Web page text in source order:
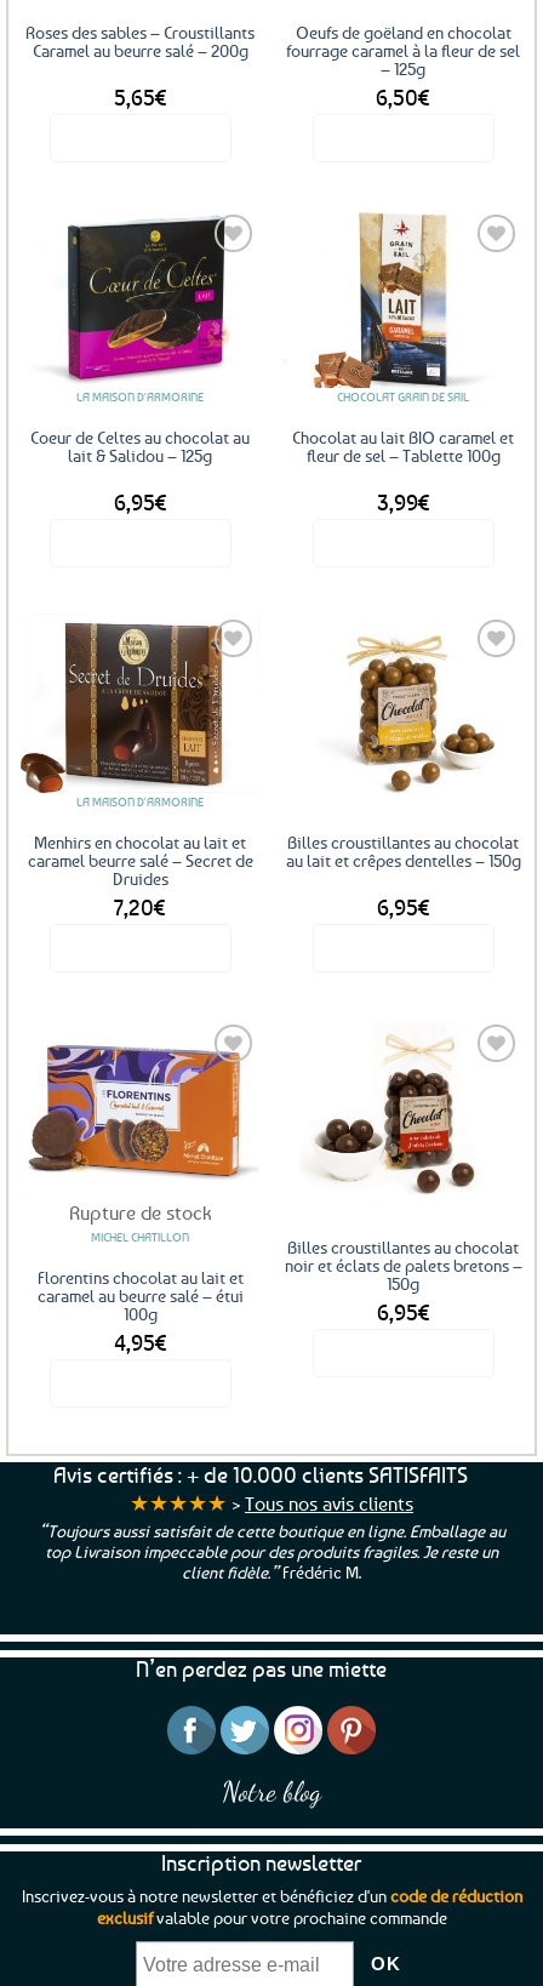
Roses des sables – Croustillants
Caramel au beurre salé – 200g
5,65€
Oeufs de goëland en chocolat
fourrage caramel à la fleur de sel
– 125g
6,50€
Ajouter
aux
favoris
LA MAISON D'ARMORINE
Coeur de Celtes au chocolat au
lait & Salidou – 125g
6,95€
CHOCOLAT GRAIN DE SAIL
Chocolat au lait BIO caramel et
fleur de sel – Tablette 100g
3,99€
Ajouter
aux
favoris
LA MAISON D'ARMORINE
Menhirs en chocolat au lait et
caramel beurre salé – Secret de
Druides
7,20€
aux
favoris
Billes croustillantes au chocolat
au lait et crêpes dentelles – 150g
6,95€
Ajouter
aux
favoris
Rupture de stock
MICHEL CHATILLON
Florentins chocolat au lait et
caramel au beurre salé – étui
100g
4,95€
Billes croustillantes au chocolat
noir et éclats de palets bretons –
150g
6,95€
Avis certifiés : + de 10.000 clients SATISFAITS
★★★★★ > Tous nos avis clients
“Toujours aussi satisfait de cette boutique en ligne. Emballage au
top Livraison impeccable pour des produits fragiles. Je reste un
client fidèle.”Frédéric M.
N’en perdez pas une miette
Notre blog
Inscription newsletter
Inscrivez-vous à notre newsletter et bénéficiez d'uncode de réduction
exclusifvalable pour votre prochaine commande